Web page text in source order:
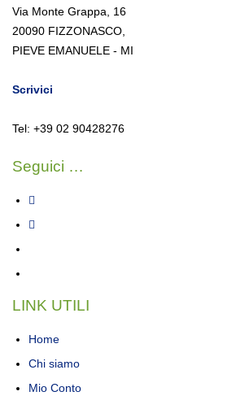
Via Monte Grappa, 16
20090 FIZZONASCO,
PIEVE EMANUELE - MI
Scrivici
Tel: +39 02 90428276
Seguici …
LINK UTILI
Home
Chi siamo
Mio Conto